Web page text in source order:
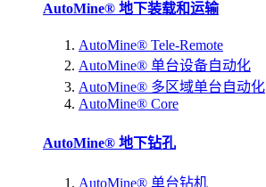
AutoMine® 地下装载和运输
AutoMine® Tele-Remote
AutoMine® 单台设备自动化
AutoMine® 多区域单台自动化
AutoMine® Core
AutoMine® 地下钻孔
AutoMine® 单台钻机